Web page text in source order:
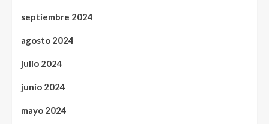
septiembre 2024
agosto 2024
julio 2024
junio 2024
mayo 2024